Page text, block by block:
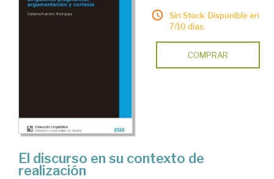
Sin Stock. Disponible en
7/10 días.
COMPRAR
El discurso en su contexto de
realización